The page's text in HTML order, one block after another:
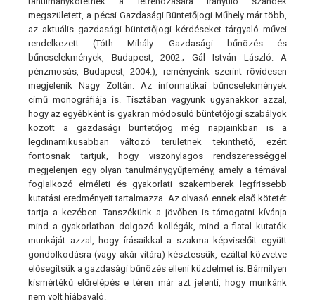
megszületett, a pécsi Gazdasági Büntetőjogi Műhely már több,
az aktuális gazdasági büntetőjogi kérdéseket tárgyaló művei
rendelkezett (Tóth Mihály: Gazdasági bűnözés és
bűncselekmények, Budapest, 2002.; Gál István László: A
pénzmosás, Budapest, 2004.), reményeink szerint rövidesen
megjelenik Nagy Zoltán: Az informatikai bűncselekmények
című monográfiája is. Tisztában vagyunk ugyanakkor azzal,
hogy az egyébként is gyakran módosuló büntetőjogi szabályok
között a gazdasági büntetőjog még napjainkban is a
legdinamikusabban változó területnek tekinthető, ezért
fontosnak tartjuk, hogy viszonylagos rendszerességgel
megjelenjen egy olyan tanulmánygyűjtemény, amely a témával
foglalkozó elméleti és gyakorlati szakemberek legfrissebb
kutatási eredményeit tartalmazza. Az olvasó ennek első kötetét
tartja a kezében. Tanszékünk a jövőben is támogatni kívánja
mind a gyakorlatban dolgozó kollégák, mind a fiatal kutatók
munkáját azzal, hogy írásaikkal a szakma képviselőit együtt
gondolkodásra (vagy akár vitára) késztessük, ezáltal közvetve
elősegítsük a gazdasági bűnözés elleni küzdelmet is. Bármilyen
kismértékű előrelépés e téren már azt jelenti, hogy munkánk
nem volt hiábavaló.